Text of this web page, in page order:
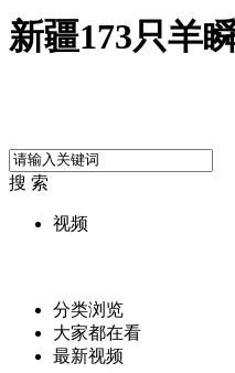
新疆173只羊
搜 索
视频
分类浏览
大家都在看
最新视频